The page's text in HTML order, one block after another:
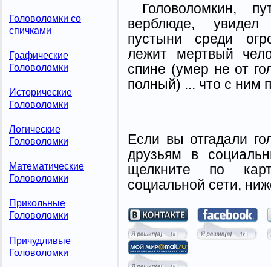
Головоломки со
спичками
Графические
Головоломки
Исторические
Головоломки
Логические
Головоломки
Математические
Головоломки
Прикольные
Головоломки
Причудливые
Головоломки
Головоломкин,
верблюде,
пустыни среди
лежит мертвый
спине (умер не от
полный) ... что с ним
Если вы отгадали
друзьям в
щелкните по
социальной сети,